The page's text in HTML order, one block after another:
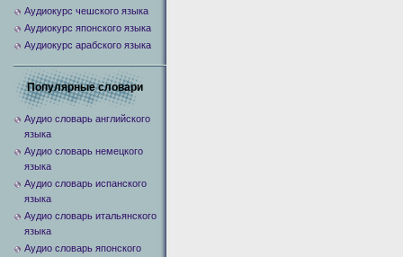
Аудиокурс чешского языка
Аудиокурс японского языка
Аудиокурс арабского языка
Популярные словари
Аудио словарь английского
языка
Аудио словарь немецкого
языка
Аудио словарь испанского
языка
Аудио словарь итальянского
языка
Аудио словарь японского